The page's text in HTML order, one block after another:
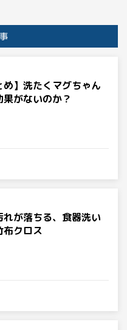
め】洗たくマグちゃん
がないのか？
れが落ちる、食器洗い
布クロス